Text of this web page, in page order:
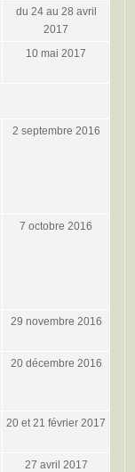
du 24 au 28 avril
2017
10 mai 2017
2 septembre 2016
7 octobre 2016
29 novembre 2016
20 décembre 2016
20 et 21 février 2017
27 avril 2017